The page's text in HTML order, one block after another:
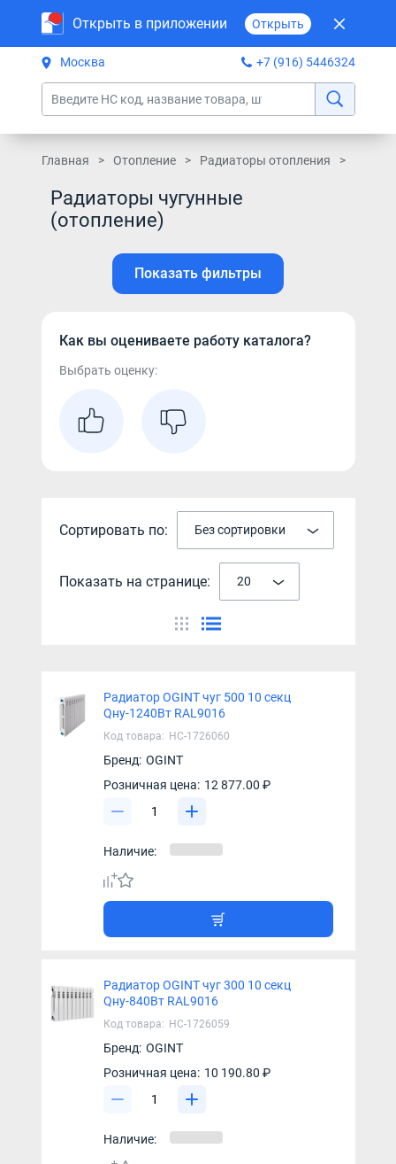
Открыть в приложении Открыть
Москва +7 (916) 5446324
Главная Отопление Радиаторы отопления
Радиаторы чугунные
(отопление)
Показать фильтры
Как вы оцениваете работу каталога?
Выбрать оценку:
Сортировать по: Без сортировки
Показать на странице: 20
Радиатор OGINT чуг 500 10 секц
Qну-1240Вт RAL9016
Код товара: НС-1726060
Бренд: OGINT
Розничная цена: 12 877.00 ₽
Наличие:
Радиатор OGINT чуг 300 10 секц
Qну-840Вт RAL9016
Код товара: НС-1726059
Бренд: OGINT
Розничная цена: 10 190.80 ₽
Наличие: